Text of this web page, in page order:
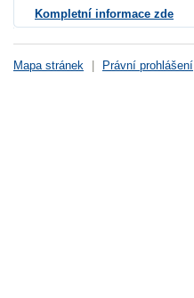
Kompletní informace zde
Mapa stránek Právní prohlášení